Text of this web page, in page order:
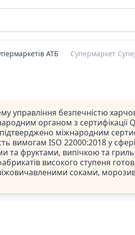
АТБ Супермаркет
управління безпечністю
органом з сертифікації
міжнародним
вимогам ISO 22000:2018 у
та фруктами, випічкою та
високого ступеня
соками,